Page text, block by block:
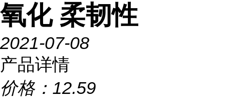
氧化 柔韧性
2021-07-08
产品详情
价格： 12.59